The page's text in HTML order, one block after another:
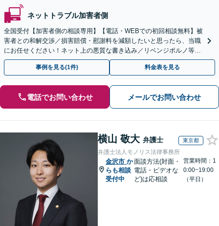
ネットトラブル加害者側
全国受付【加害者側の相談専用】【電話・WEBでの初回相談無料】被
害者との和解交渉／損害賠償・慰謝料を減額したいと思ったら、当職
にお任せください！ネット上の悪質な書き込み／リベンジポルノ等、
代表弁護士が最後まで対応【関東エリア以外の相談も可】
事例を見る(1件) 料金表を見る
電話でお問い合わせ メールでお問い合わせ
横山 敬大 弁護士 東京都
弁護士法人モノリス法律事務所
金沢市 か
らも相談
受付中
面談方法(対面・
電話・ビデオな
ど)は応相談
営業時間：1
0:00~19:00
（平日）